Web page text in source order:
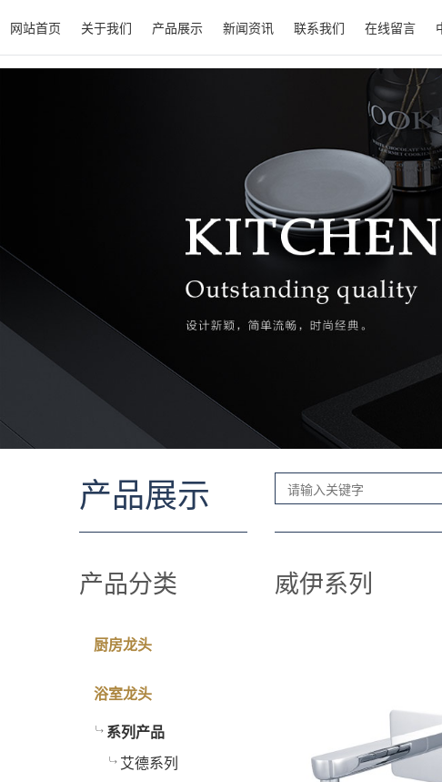
网站首页 关于我们 产品展示 新闻资讯 联系我们 在线留言
产品展示
产品分类
厨房龙头
浴室龙头
系列产品
艾德系列
威伊系列